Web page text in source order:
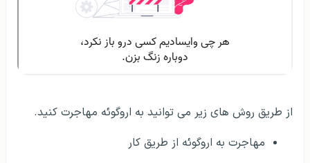
از طریق روش های زیر می توانید به اروگوئه مهاجرت کنید.
مهاجرت به اروگوئه از طریق کار